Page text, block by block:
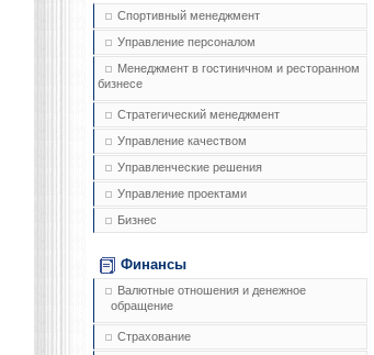
Спортивный менеджмент
Управление персоналом
Менеджмент в гостиничном и ресторанном
бизнесе
Стратегический менеджмент
Управление качеством
Управленческие решения
Управление проектами
Бизнес
Финансы
Валютные отношения и денежное
обращение
Страхование